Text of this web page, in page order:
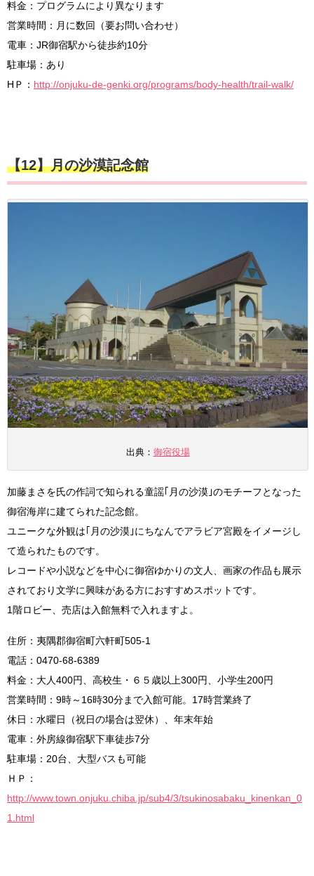
料金：プログラムにより異なります
営業時間：月に数回（要お問い合わせ）
電車：JR御宿駅から徒歩約10分
駐車場：あり
HＰ： http://onjuku-de-genki.org/programs/body-health/trail-walk/
【12】月の沙漠記念館
出典： 御宿役場
加藤まさを氏の作詞で知られる童謡｢月の沙漠｣のモチーフとなった
御宿海岸に建てられた記念館。
ユニークな外観は｢月の沙漠｣にちなんでアラビア宮殿をイメージし
て造られたものです。
レコードや小説などを中心に御宿ゆかりの文人、画家の作品も展示
されており文学に興味がある方におすすめスポットです。
1階ロビー、売店は入館無料で入れますよ。
住所：夷隅郡御宿町六軒町505-1
電話：0470-68-6389
料金：大人400円、高校生・６５歳以上300円、小学生200円
営業時間：9時～16時30分まで入館可能。17時営業終了
休日：水曜日（祝日の場合は翌休）、年末年始
電車：外房線御宿駅下車徒歩7分
駐車場：20台、大型バスも可能
ＨＰ：
http://www.town.onjuku.chiba.jp/sub4/3/tsukinosabaku_kinenkan_0
1.html